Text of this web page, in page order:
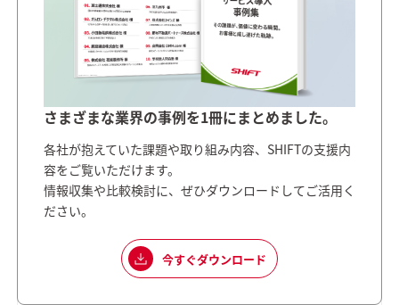
さまざまな業界の事例を1冊にまとめました。
各社が抱えていた課題や取り組み内容、SHIFTの支援内
容をご覧いただけます。
情報収集や比較検討に、ぜひダウンロードしてご活用く
ださい。
今すぐダウンロード